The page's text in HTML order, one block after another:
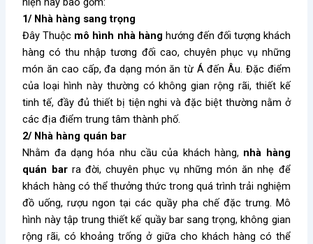
1/ Nhà hàng sang trọng
Đây Thuộc mô hình nhà hàng hướng đến đối tượng khách
hàng có thu nhập tương đối cao, chuyên phục vụ những
món ăn cao cấp, đa dạng món ăn từ Á đến Âu. Đặc điểm
của loại hình này thường có không gian rộng rãi, thiết kế
tinh tế, đầy đủ thiết bị tiện nghi và đặc biệt thường nằm ở
các địa điểm trung tâm thành phố.
2/ Nhà hàng quán bar
Nhằm đa dạng hóa nhu cầu của khách hàng, nhà hàng
quán barra đời, chuyên phục vụ những món ăn nhẹ để
khách hàng có thể thưởng thức trong quá trình trải nghiệm
đồ uống, rượu ngon tại các quầy pha chế đặc trưng. Mô
hình này tập trung thiết kế quầy bar sang trọng, không gian
rộng rãi, có khoảng trống ở giữa cho khách hàng có thể